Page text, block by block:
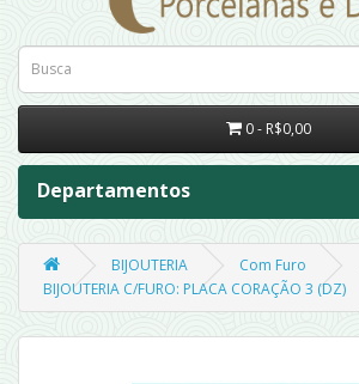
0 - R$0,00
Departamentos
BIJOUTERIA
Com Furo
BIJOUTERIA C/FURO: PLACA CORAÇÃO 3 (DZ)